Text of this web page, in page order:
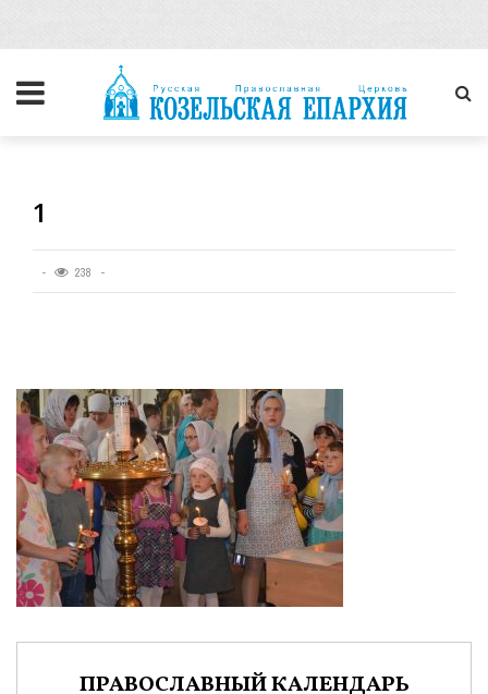
1
238
ПРАВОСЛАВНЫЙ КАЛЕНДАРЬ